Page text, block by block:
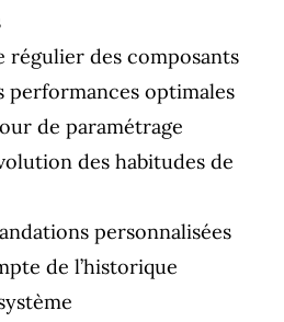
régulier des composants
performances optimales
de paramétrage
des habitudes de
personnalisées
de l’historique